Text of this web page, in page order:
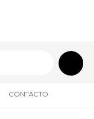
CONTACTO